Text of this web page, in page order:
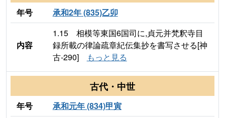
年号 承和2年 (835)乙卯
内容
1.15 相模等東国6国司に,貞元并梵釈寺目
録所載の律論疏章紀伝集抄を書写させる[神
古-290]
もっと見る
古代・中世
年号 承和元年 (834)甲寅